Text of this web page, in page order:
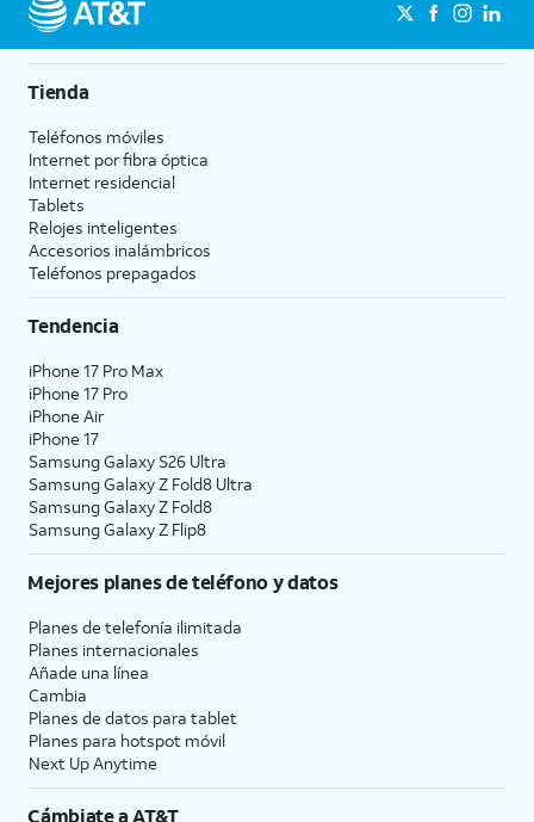
Tienda
Teléfonos móviles
Internet por fibra óptica
Internet residencial
Tablets
Relojes inteligentes
Accesorios inalámbricos
Teléfonos prepagados
Tendencia
iPhone 17 Pro Max
iPhone 17 Pro
iPhone Air
iPhone 17
Samsung Galaxy S26 Ultra
Samsung Galaxy Z Fold8 Ultra
Samsung Galaxy Z Fold8
Samsung Galaxy Z Flip8
Mejores planes de teléfono y datos
Planes de telefonía ilimitada
Planes internacionales
Añade una línea
Cambia
Planes de datos para tablet
Planes para hotspot móvil
Next Up Anytime
Cámbiate aAT&T